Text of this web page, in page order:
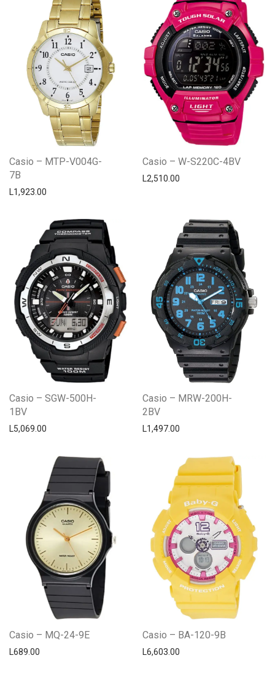
Casio – MTP-V004G-
7B
L1,923.00
Casio – W-S220C-4BV
L2,510.00
Casio – SGW-500H-
1BV
L5,069.00
Casio – MRW-200H-
2BV
L1,497.00
Casio – MQ-24-9E
L689.00
Casio – BA-120-9B
L6,603.00